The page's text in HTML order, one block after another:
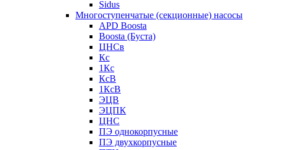
Sidus
Многоступенчатые (секционные) насосы
APD Boosta
Boosta (Буста)
ЦНСв
Кс
1Кс
КсВ
1КсВ
ЭЦВ
ЭЦПК
ЦНС
ПЭ однокорпусные
ПЭ двухкорпусные